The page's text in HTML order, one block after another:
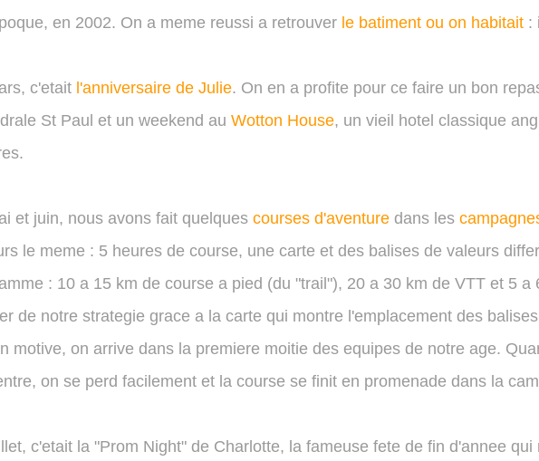
en 2002. On a meme reussi a retrouver le batiment ou on habitait :
c'etait l'anniversaire de Julie. On en a profite pour ce faire un bon
St Paul et un weekend au Wotton House, un vieil hotel classique
et juin, nous avons fait quelques courses d'aventure dans les
le meme : 5 heures de course, une carte et des balises de valeurs
: 10 a 15 km de course a pied (du "trail"), 20 a 30 km de VTT et 5 a
de notre strategie grace a la carte qui montre l'emplacement des
motive, on arrive dans la premiere moitie des equipes de notre age.
on se perd facilement et la course se finit en promenade dans la
c'etait la "Prom Night" de Charlotte, la fameuse fete de fin d'annee